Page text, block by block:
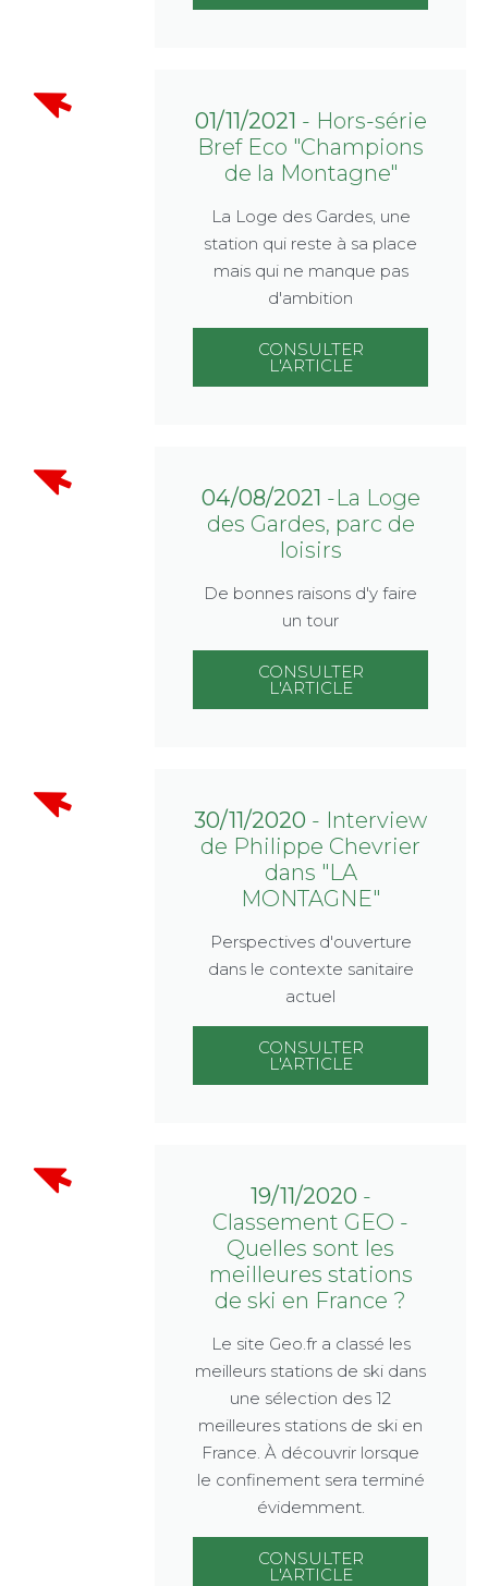
01/11/2021 - Hors-série
Bref Eco "Champions
de la Montagne"
La Loge des Gardes, une
station qui reste à sa place
mais qui ne manque pas
d'ambition
CONSULTER
L'ARTICLE
04/08/2021 -La Loge
des Gardes, parc de
loisirs
De bonnes raisons d'y faire
un tour
CONSULTER
L'ARTICLE
30/11/2020 - Interview
de Philippe Chevrier
dans "LA
MONTAGNE"
Perspectives d'ouverture
dans le contexte sanitaire
actuel
CONSULTER
L'ARTICLE
19/11/2020 -
Classement GEO -
Quelles sont les
meilleures stations
de ski en France ?
Le site Geo.fr a classé les
meilleurs stations de ski dans
une sélection des 12
meilleures stations de ski en
France. À découvrir lorsque
le confinement sera terminé
évidemment.
CONSULTER
L'ARTICLE